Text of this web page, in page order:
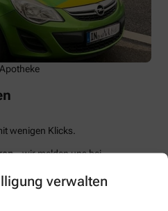
verwalten
wenigen Klicks.
– wir melden uns bei
sind gern für Sie da.